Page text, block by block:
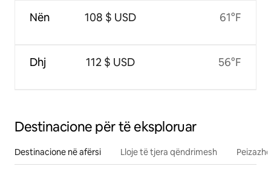
Nën
Dhj
108 $ USD
112 $ USD
61°F
56°F
Destinacione për të eksploruar
Destinacione në afërsi Lloje të tjera qëndrimesh